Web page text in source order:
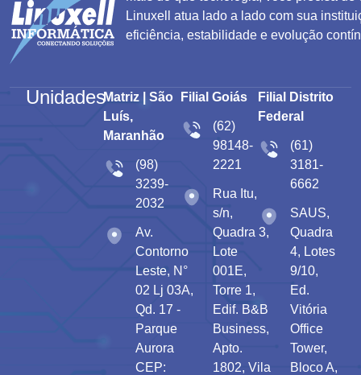
Linuxell atua lado a lado com sua
eficiência, estabilidade e evolução
UnidadesMatriz | São
Luís,
Maranhão
(98)
3239-
2032
Av.
Contorno
Leste, N°
02 Lj 03A,
Qd. 17 -
Parque
Aurora
CEP:
Filial Goiás
(62)
98148-
2221
Rua Itu,
s/n,
Quadra 3,
Lote
001E,
Torre 1,
Edif. B&B
Business,
Apto.
1802, Vila
Filial Distrito
Federal
(61)
3181-
6662
SAUS,
Quadra
4, Lotes
9/10,
Ed.
Vitória
Office
Tower,
Bloco A,